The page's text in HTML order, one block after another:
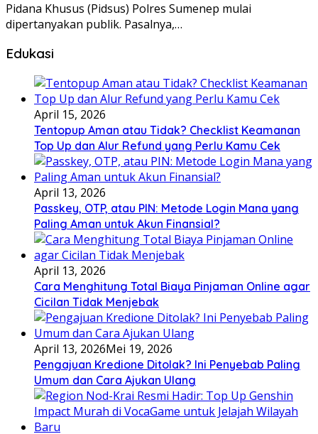
Pidana Khusus (Pidsus) Polres Sumenep mulai
dipertanyakan publik. Pasalnya,…
Edukasi
April 15, 2026
Tentopup Aman atau Tidak? Checklist Keamanan
Top Up dan Alur Refund yang Perlu Kamu Cek
April 13, 2026
Passkey, OTP, atau PIN: Metode Login Mana yang
Paling Aman untuk Akun Finansial?
April 13, 2026
Cara Menghitung Total Biaya Pinjaman Online agar
Cicilan Tidak Menjebak
April 13, 2026Mei 19, 2026
Pengajuan Kredione Ditolak? Ini Penyebab Paling
Umum dan Cara Ajukan Ulang